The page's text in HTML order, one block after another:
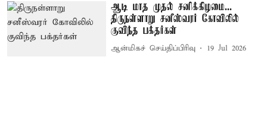
ஆடி மாத முதல் சனிக்கிழமை...
திருநள்ளாறு சனீஸ்வரர் கோவிலில்
குவிந்த பக்தர்கள்
ஆன்மிகச் செய்திப்பிரிவு 19 Jul 2026